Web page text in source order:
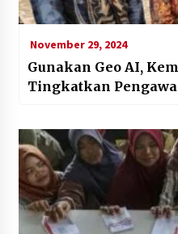
November 29, 2024
Gunakan Geo AI,
Tingkatkan